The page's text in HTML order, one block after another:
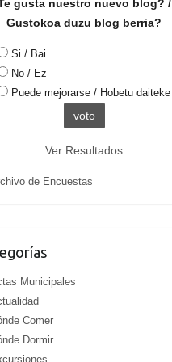
gusta nuestro nuevo blog? /
Gustokoa duzu blog berria?
Si / Bai
No / Ez
Puede mejorarse / Hobetu daiteke
Ver Resultados
de Encuestas
Municipales
Comer
Dormir